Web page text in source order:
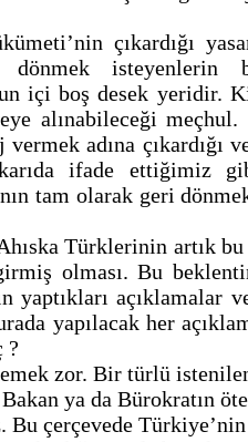
çıkardığı
isteyenlerin
içi boş desek yeridir.
alınabileceği
vermek adına
ifade ettiğimiz
tam olarak geri
Türklerinin artık
olması. Bu
yaptıkları açıklamalar
yapılacak her
?
zor. Bir türlü
ya da Bürokratın
Bu çerçevede